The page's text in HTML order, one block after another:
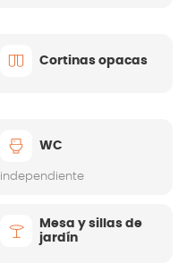
Cortinas opacas
WC
independiente
Mesa y sillas de
jardín